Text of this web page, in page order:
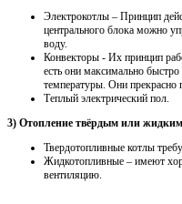
Электрокотлы – Принцип
центрального блока можно
воду.
Конвекторы - Их принцип
есть они максимально
температуры. Они
Теплый электрический пол.
3) Отопление твёрдым или
Твердотопливные котлы
Жидкотопливные – имеют
вентиляцию.